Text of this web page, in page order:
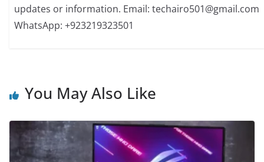
updates or information. Email: techairo501@gmail.com
WhatsApp: +923219323501
You May Also Like